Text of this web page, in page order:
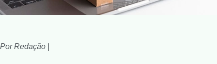
Por Redação |